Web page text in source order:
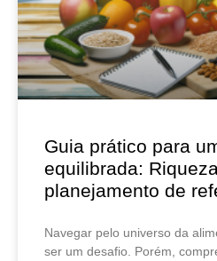
Guia prático para
equilibrada:
planejamento de
Navegar pelo universo da
ser um desafio. Porém,